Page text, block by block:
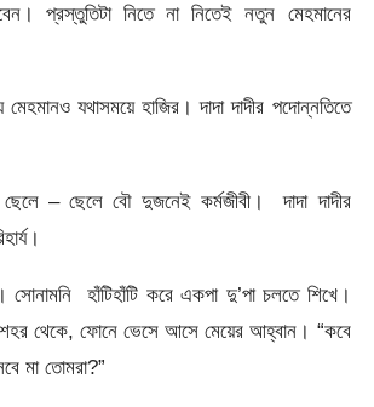
প্রস্তুতিটা নিতে না নিতেই নতুন মেহমানের
মেহমানও যথাসময়ে হাজির। দাদা দাদীর পদোন্নতিতে
– ছেলে বৌ দুজনেই কর্মজীবী। দাদা দাদীর
হাঁটিহাঁটি করে একপা দু’পা চলতে শিখে।
থেকে, ফোনে ভেসে আসে মেয়ের আহ্বান। “কবে
মা তোমরা?”